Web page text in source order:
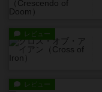
レビュー
レビュー